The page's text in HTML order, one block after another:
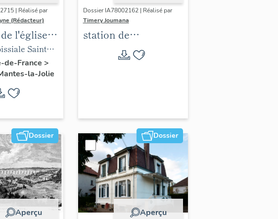
| Réalisé par
(Rédacteur)
l'église
deSainte-
de-France >
la-Jolie
Dossier IA78002162 | Réalisé par
Timery Joumana
station de
villégiature
d'Elisabethville
Dossier
Aperçu
Dossier
Aperçu